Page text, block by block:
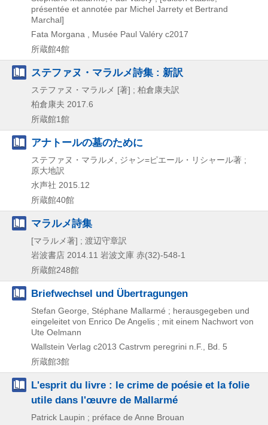
présentée et annotée par Michel Jarrety et Bertrand
Marchal]
Fata Morgana , Musée Paul Valéry c2017
所蔵館4館
ステファヌ・マラルメ詩集 : 新訳
ステファヌ・マラルメ [著] ; 柏倉康夫訳
柏倉康夫 2017.6
所蔵館1館
アナトールの墓のために
ステファヌ・マラルメ, ジャン=ピエール・リシャール著 ;
原大地訳
水声社 2015.12
所蔵館40館
マラルメ詩集
[マラルメ著] ; 渡辺守章訳
岩波書店 2014.11 岩波文庫 赤(32)-548-1
所蔵館248館
Briefwechsel und Übertragungen
Stefan George, Stéphane Mallarmé ; herausgegeben und
eingeleitet von Enrico De Angelis ; mit einem Nachwort von
Ute Oelmann
Wallstein Verlag c2013 Castrvm peregrini n.F.,
Bd. 5
所蔵館3館
L'esprit du livre : le crime de poésie et la folie
utile dans l'œuvre de Mallarmé
Patrick Laupin ; préface de Anne Brouan